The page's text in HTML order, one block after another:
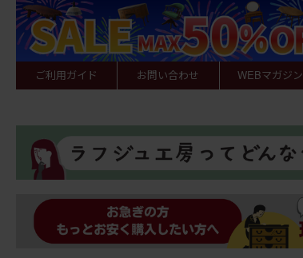
ご利用ガイド お問い合わせ WEBマガジン